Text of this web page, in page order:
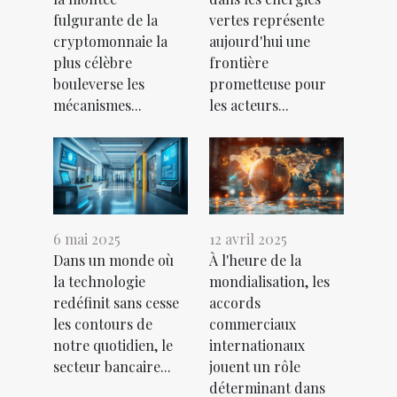
fulgurante de la
cryptomonnaie la
plus célèbre
bouleverse les
mécanismes...
vertes représente
aujourd'hui une
frontière
prometteuse pour
les acteurs...
6 mai 2025
Dans un monde où
la technologie
redéfinit sans cesse
les contours de
notre quotidien, le
secteur bancaire...
12 avril 2025
À l'heure de la
mondialisation, les
accords
commerciaux
internationaux
jouent un rôle
déterminant dans